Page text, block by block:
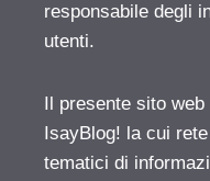
responsabile degli
utenti.
Il presente sito
IsayBlog! la cui
tematici di